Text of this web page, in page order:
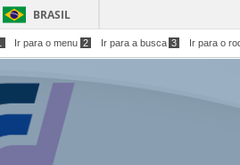
BRASIL
Ir para o menu 2 Ir para a busca 3 Ir para o